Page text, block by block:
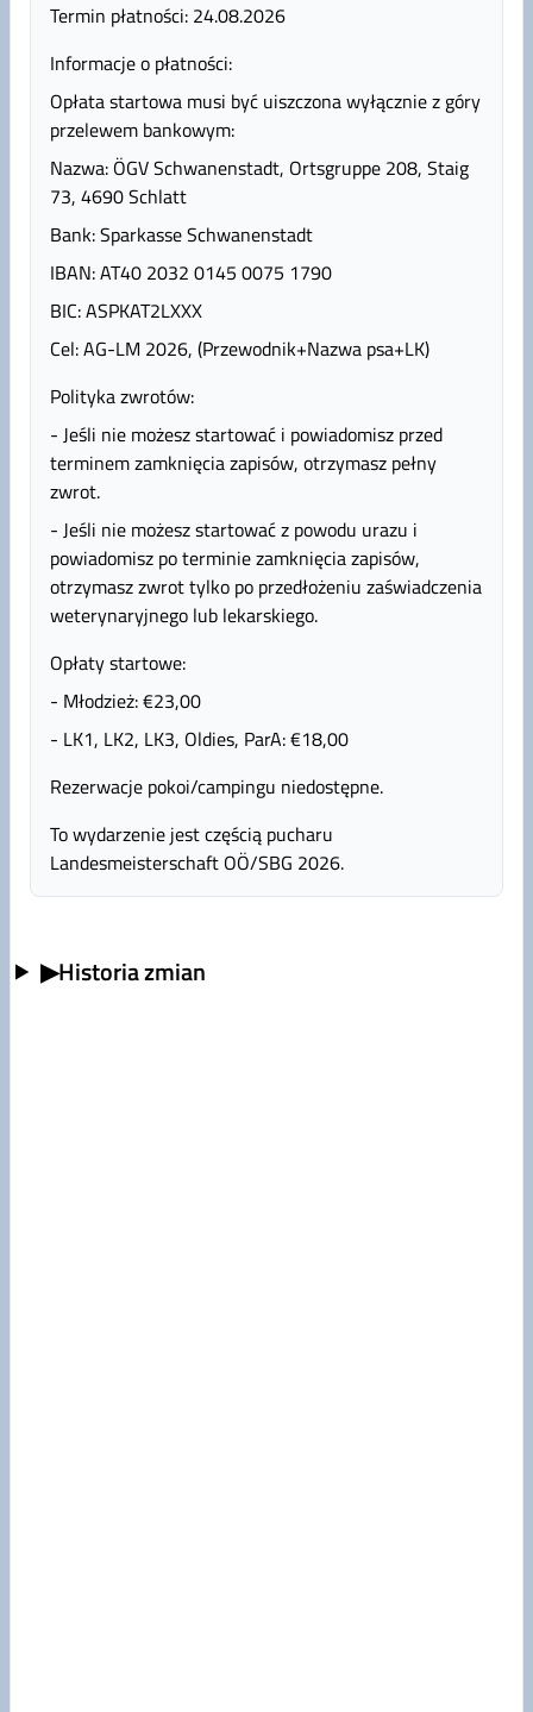
Termin płatności: 24.08.2026
Informacje o płatności:
Opłata startowa musi być uiszczona wyłącznie z góry
przelewem bankowym:
Nazwa: ÖGV Schwanenstadt, Ortsgruppe 208, Staig
73, 4690 Schlatt
Bank: Sparkasse Schwanenstadt
IBAN: AT40 2032 0145 0075 1790
BIC: ASPKAT2LXXX
Cel: AG-LM 2026, (Przewodnik+Nazwa psa+LK)
Polityka zwrotów:
- Jeśli nie możesz startować i powiadomisz przed
terminem zamknięcia zapisów, otrzymasz pełny
zwrot.
- Jeśli nie możesz startować z powodu urazu i
powiadomisz po terminie zamknięcia zapisów,
otrzymasz zwrot tylko po przedłożeniu zaświadczenia
weterynaryjnego lub lekarskiego.
Opłaty startowe:
- Młodzież: €23,00
- LK1, LK2, LK3, Oldies, ParA: €18,00
Rezerwacje pokoi/campingu niedostępne.
To wydarzenie jest częścią pucharu
Landesmeisterschaft OÖ/SBG 2026.
▶Historia zmian